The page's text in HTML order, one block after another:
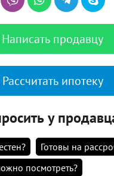
Написать продавцу
Рассчитать ипотеку
у
Готовы на
посмотреть?